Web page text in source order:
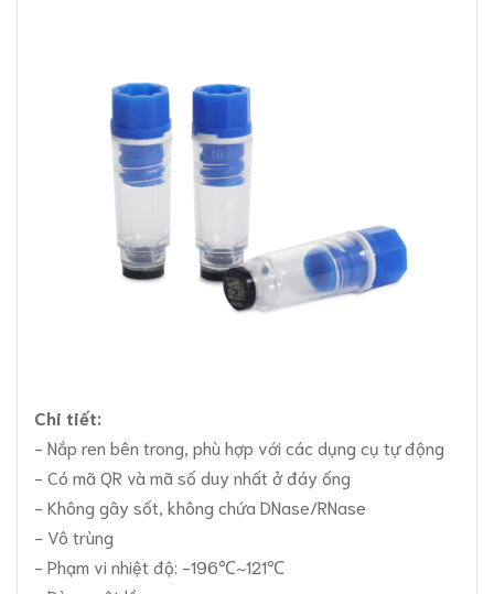
Chi tiết:
- Nắp ren bên trong, phù hợp với các dụng cụ tự động
- Có mã QR và mã số duy nhất ở đáy ống
- Không gây sốt, không chứa DNase/RNase
- Vô trùng
- Phạm vi nhiệt độ: -196℃~121℃